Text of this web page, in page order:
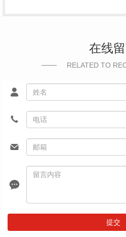
在线
RELATED TO
提交